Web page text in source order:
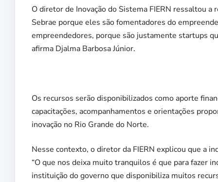
O diretor de Inovação do Sistema FIERN ressaltou
Sebrae porque eles são fomentadores do
empreendedores, porque são justamente startups
afirma Djalma Barbosa Júnior.
Os recursos serão disponibilizados como aporte
capacitações, acompanhamentos e orientações
inovação no Rio Grande do Norte.
Nesse contexto, o diretor da FIERN explicou que a
“O que nos deixa muito tranquilos é que para fazer
instituição do governo que disponibiliza muitos